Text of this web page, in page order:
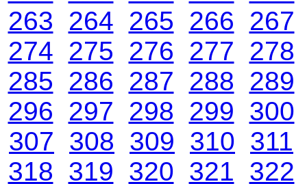
263
264 265 266
267
274 275 276 277
278
285
286 287 288
289
296
297 298 299 300
307 308 309 310 311
318 319 320 321 322